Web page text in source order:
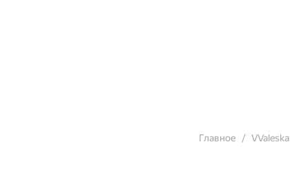
Главное VValeska